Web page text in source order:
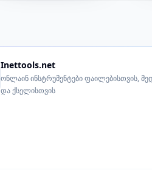
Inettools.net
ონლაინ ინსტრუმენტები ფაილებისთვის,
და ქსელისთვის